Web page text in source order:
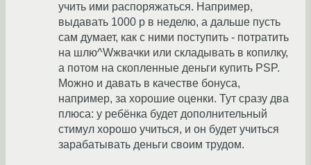
учить ими распоряжаться. Например,
выдавать 1000 р в неделю, а дальше пусть
сам думает, как с ними поступить - потратить
на шлю^Wжвачки или складывать в копилку,
а потом на скопленные деньги купить PSP.
Можно и давать в качестве бонуса,
например, за хорошие оценки. Тут сразу два
плюса: у ребёнка будет дополнительный
стимул хорошо учиться, и он будет учиться
зарабатывать деньги своим трудом.